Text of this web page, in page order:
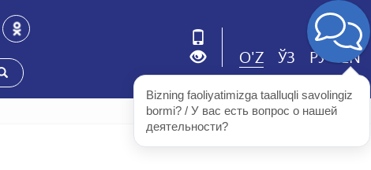
O'Z ЎЗ РУ EN
Bizning faoliyatimizga taalluqli savolingiz
bormi? / У вас есть вопрос о нашей
деятельности?